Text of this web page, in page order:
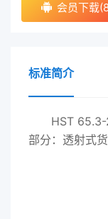
会员下载
标准简介
HST 65.3-
部分：透射式